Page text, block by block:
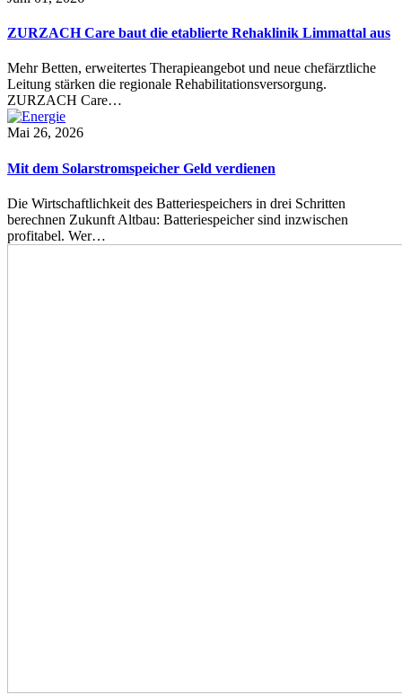
ZURZACH Care baut die etablierte Rehaklinik Limmattal aus
Mehr Betten, erweitertes Therapieangebot und neue chefärztliche
Leitung stärken die regionale Rehabilitationsversorgung.
ZURZACH Care…
Mai 26, 2026
Mit dem Solarstromspeicher Geld verdienen
Die Wirtschaftlichkeit des Batteriespeichers in drei Schritten
berechnen Zukunft Altbau: Batteriespeicher sind inzwischen
profitabel. Wer…